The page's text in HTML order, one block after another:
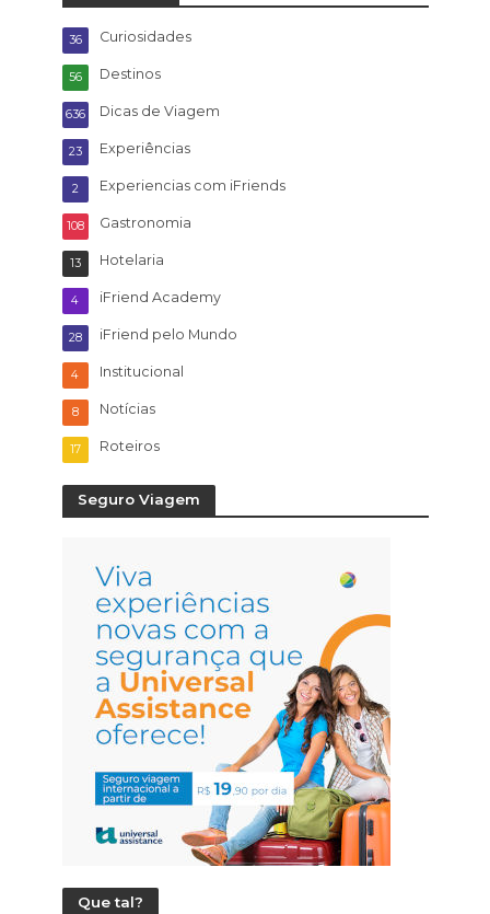
Curiosidades
36
Destinos
56
Dicas de Viagem
636
Experiências
23
Experiencias com iFriends
2
Gastronomia
108
Hotelaria
13
iFriend Academy
4
iFriend pelo Mundo
28
Institucional
4
Notícias
8
Roteiros
17
Seguro Viagem
Que tal?